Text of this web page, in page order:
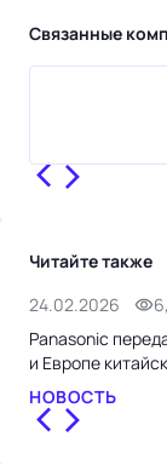
Связанные
Читайте также
24.02.2026
Panasonic
и Европе
НОВОСТЬ